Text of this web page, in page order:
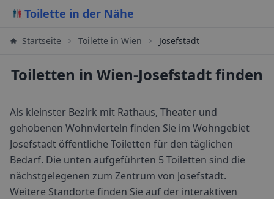
Toilette in der Nähe
Startseite Toilette in Wien Josefstadt
Toiletten in Wien-Josefstadt finden
Als kleinster Bezirk mit Rathaus, Theater und
gehobenen Wohnvierteln finden Sie im Wohngebiet
Josefstadt öffentliche Toiletten für den täglichen
Bedarf. Die unten aufgeführten 5 Toiletten sind die
nächstgelegenen zum Zentrum von Josefstadt.
Weitere Standorte finden Sie auf der interaktiven